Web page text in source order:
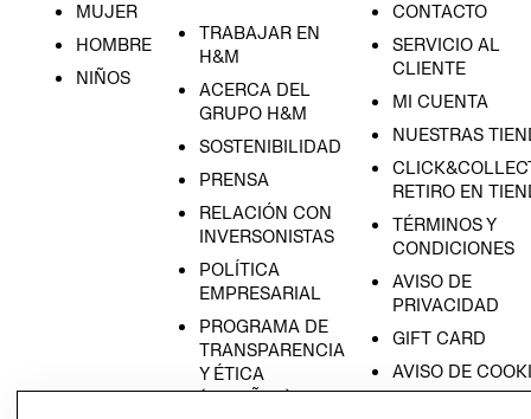
MUJER
HOMBRE
NIÑOS
TRABAJAR EN
H&M
ACERCA DEL
GRUPO H&M
SOSTENIBILIDAD
PRENSA
RELACIÓN CON
INVERSONISTAS
POLÍTICA
EMPRESARIAL
PROGRAMA DE
TRANSPARENCIA
Y ÉTICA
(ESPAÑOL)
CONTACTO
SERVICIO AL
CLIENTE
MI CUENTA
NUESTRAS
RETIRO EN
TÉRMINOS Y
CONDICIONES
AVISO DE
PRIVACIDAD
GIFT CARD
AVISO DE